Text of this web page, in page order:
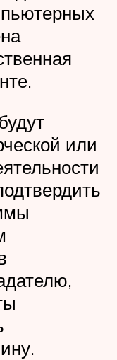
или